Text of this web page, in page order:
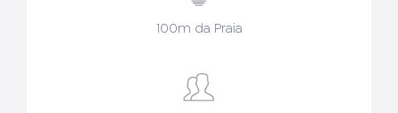
100m da Praia